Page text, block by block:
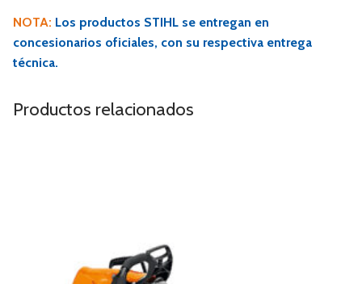
NOTA: Los productos STIHL se entregan en
concesionarios oficiales, con su respectiva entrega
técnica.
Productos relacionados